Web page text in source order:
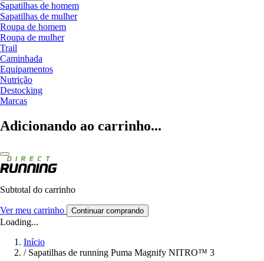
Sapatilhas de homem
Sapatilhas de mulher
Roupa de homem
Roupa de mulher
Trail
Caminhada
Equipamentos
Nutrição
Destocking
Marcas
Adicionando ao carrinho...
Subtotal do carrinho
Ver meu carrinho Continuar comprando
Loading...
Início
/ Sapatilhas de running Puma Magnify NITRO™ 3